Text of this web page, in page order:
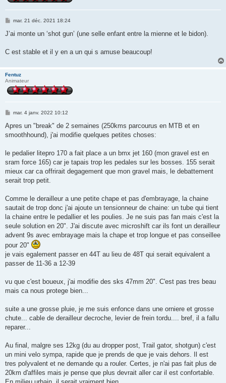
M
s
g
mar. 21 déc. 2021 18:24
J’ai monte un ‘shot gun’ (une selle enfant entre la mienne et le bidon).
C est stable et il y en a un qui s amuse beaucoup!
Fentuz
Animateur
M
s
a
mar. 4 janv. 2022 10:12
Apres un "break" de 2 semaines (250kms parcourus en MTB et en
smoothhound), j'ai modifie quelques petites choses:
le pedalier litepro 170 a fait place a un bmx jet 160 (mon gravel est en
sram force 165) car je tapais trop les pedales sur les bosses. 155 serait
mieux car ca offrirait degagement que mon gravel mais, le debattement
serait trop petit.
Comme le derailleur a une petite chape et pas d'embrayage, la chaine
sautait de trop donc j'ai ajoute un tensionneur de chaine: un tube qui tient
la chaine entre le pedallier et les poulies. Je ne suis pas fan mais c'est la
seule solution en 20". J'ai discute avec microshift car ils font un derailleur
advent 9s avec embrayage mais la chape et trop longue et pas conseillee
pour 20"
je vais egalement passer en 44T au lieu de 48T qui serait equivalent a
passer de 11-36 a 12-39
vu que c'est boueux, j'ai modifie des sks 47mm 20". C'est pas tres beau
mais ca nous protege bien...
suite a une grosse pluie, je me suis enfonce dans une orniere et grosse
chute... cable de derailleur decroche, levier de frein tordu.... bref, il a fallu
reparer...
Au final, malgre ses 12kg (du au dropper post, Trail gator, shotgun) c'est
un mini velo sympa, rapide que je prends de que je vais dehors. Il est
tres polyvalent et ne demande qu a rouler. Certes, je n'ai pas fait plus de
20km d'affiles mais je pense que plus devrait aller car il est confortable.